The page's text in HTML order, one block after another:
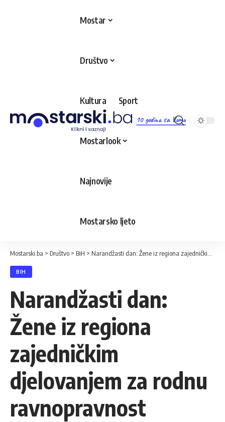
10 godina sa Vama
Mostar
Društvo
Kultura Sport
Mostarlook
Najnovije
Mostarsko ljeto
Mostarski.ba > Društvo > BiH > Narandžasti dan: Žene iz regiona zajedničkim djelovanjem za rodnu ravnopravnost
BIH
Narandžasti dan:
Žene iz regiona
zajedničkim
djelovanjem za rodnu
ravnopravnost